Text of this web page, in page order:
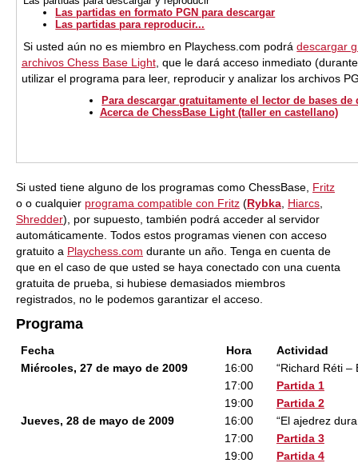
Las partidas en formato PGN para descargar
Las partidas para reproducir...
Si usted aún no es miembro en Playchess.com podrádescargar
archivos Chess Base Light, que le dará acceso inmediato
utilizar el programa para leer, reproducir y analizar los archivos
Para descargar gratuitamente el lector de bases de
Acerca de ChessBase Light (taller en castellano)
Si usted tiene alguno de los programas como ChessBase, Fritz
o o cualquier programa compatible con Fritz (Rybka Hiarcs
Shredder), por supuesto, también podrá acceder al servidor
automáticamente. Todos estos programas vienen con acceso
gratuito a Playchess.com durante un año. Tenga en cuenta de
que en el caso de que usted se haya conectado con una cuenta
gratuita de prueba, si hubiese demasiados miembros
registrados, no le podemos garantizar el acceso.
Programa
Fecha Hora
Actividad
Miércoles, 27 de mayo de 2009
16:00
“Richard Réti
17:00
Partida 1
19:00
Partida 2
Jueves, 28 de mayo de 2009
16:00
“El ajedrez
17:00
Partida 3
19:00
Partida 4